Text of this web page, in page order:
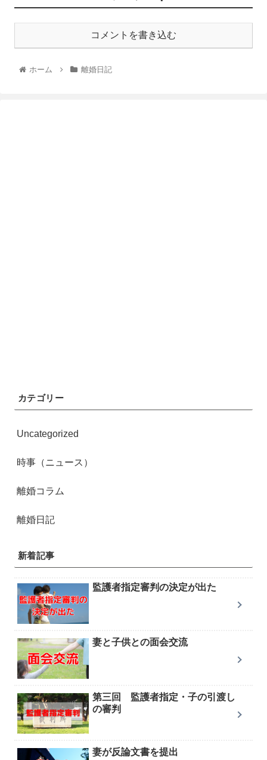
コメントを書き込む
ホーム 離婚日記
カテゴリー
Uncategorized
時事（ニュース）
離婚コラム
離婚日記
新着記事
監護者指定審判の決定が出た
妻と子供との面会交流
第三回 監護者指定・子の引渡し
の審判
妻が反論文書を提出